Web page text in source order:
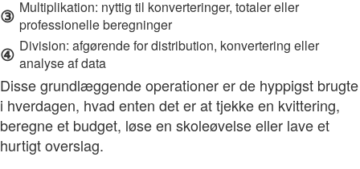
③ Multiplikation: nyttig til konverteringer, totaler eller
professionelle beregninger
④ Division: afgørende for distribution, konvertering eller
analyse af data
Disse grundlæggende operationer er de hyppigst brugte
i hverdagen, hvad enten det er at tjekke en kvittering,
beregne et budget, løse en skoleøvelse eller lave et
hurtigt overslag.